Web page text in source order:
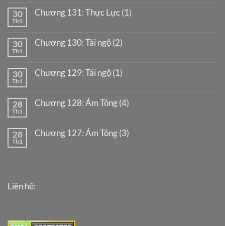
30
Th1
Chương 131: Thực Lực (1)
30
Th1
Chương 130: Tái ngộ (2)
30
Th1
Chương 129: Tái ngộ (1)
28
Th1
Chương 128: Ám Tông (4)
28
Th1
Chương 127: Ám Tông (3)
Liên hệ: